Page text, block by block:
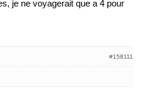
je ne voyagerait que a 4 pour
#158111